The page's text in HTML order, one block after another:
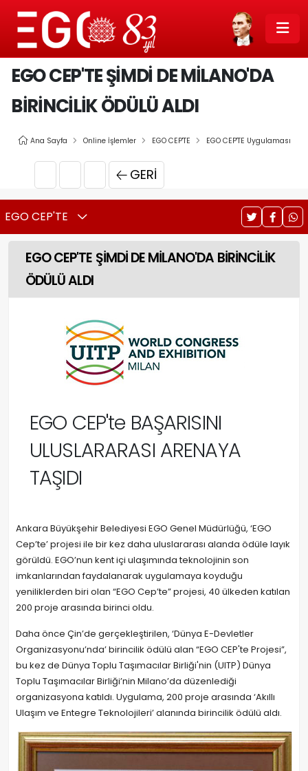
EGO CEP'TE ŞİMDİ DE MİLANO'DA
BİRİNCİLİK ÖDÜLÜ ALDI
Ana Sayfa Online İşlemler EGO CEP'TE EGO CEP'TE Uygulaması
GERI
EGO CEP'TE
EGO CEP'TE ŞİMDİ DE MİLANO'DA BİRİNCİLİK
ÖDÜLÜ ALDI
EGO CEP'te BAŞARISINI
ULUSLARARASI ARENAYA
TAŞIDI
Ankara Büyükşehir Belediyesi EGO Genel Müdürlüğü, ‘EGO
Cep’te’ projesi ile bir kez daha uluslararası alanda ödüle layık
görüldü. EGO’nun kent içi ulaşımında teknolojinin son
imkanlarından faydalanarak uygulamaya koyduğu
yeniliklerden biri olan “EGO Cep’te” projesi, 40 ülkeden katılan
200 proje arasında birinci oldu.
Daha önce Çin’de gerçekleştirilen, ‘Dünya E-Devletler
Organizasyonu’nda’ birincilik ödülü alan “EGO CEP'te Projesi”,
bu kez de Dünya Toplu Taşımacılar Birliği'nin (UITP) Dünya
Toplu Taşımacılar Birliği’nin Milano’da düzenlediği
organizasyona katıldı. Uygulama, 200 proje arasında ‘Akıllı
Ulaşım ve Entegre Teknolojileri’ alanında birincilik ödülü aldı.